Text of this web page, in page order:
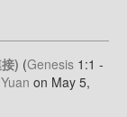
) (Genesis 1:1 -
on May 5,